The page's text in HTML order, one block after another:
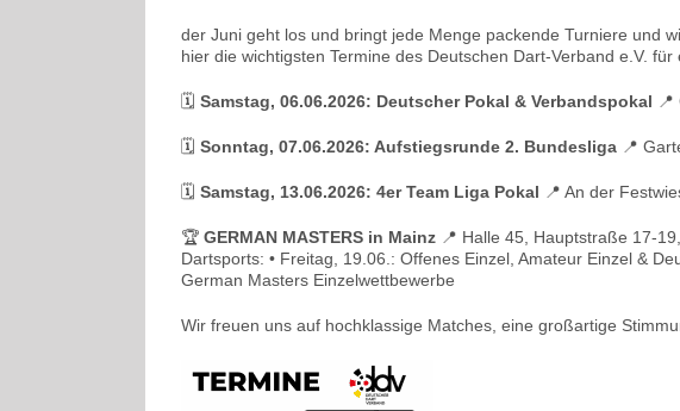
der Juni geht los und bringt jede Menge packende Turniere und
hier die wichtigsten Termine des Deutschen Dart-Verband e.V. für
🗓️ Samstag, 06.06.2026: Deutscher Pokal & Verbandspokal
🗓️ Sonntag, 07.06.2026: Aufstiegsrunde 2. Bundesliga 📍
🗓️ Samstag, 13.06.2026: 4er Team Liga Pokal 📍 An der
🏆 GERMAN MASTERS in Mainz 📍 Halle 45, Hauptstraße 17-
Dartsports: • Freitag, 19.06.: Offenes Einzel, Amateur Einzel &
German Masters Einzelwettbewerbe
Wir freuen uns auf hochklassige Matches, eine großartige